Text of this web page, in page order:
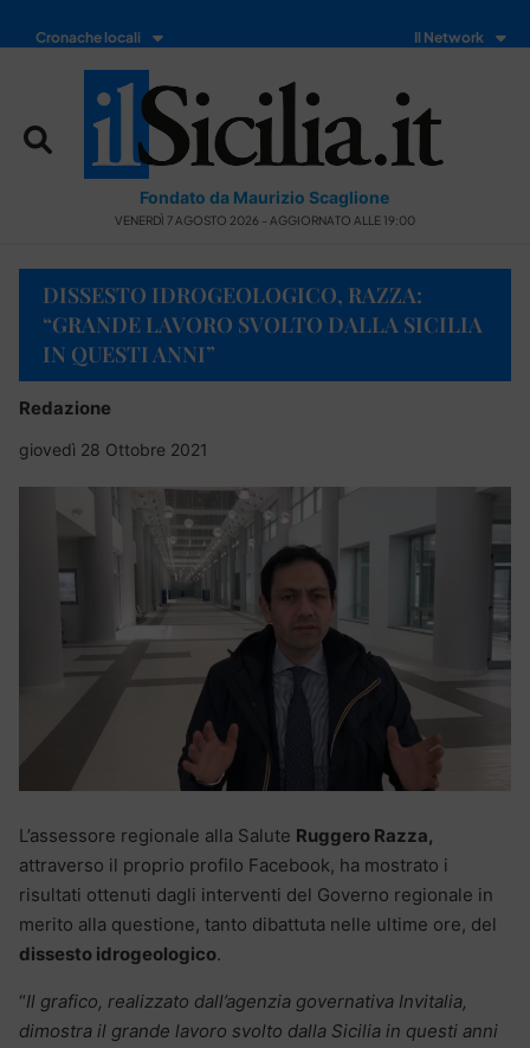
Cronache locali Il Network
Fondato da Maurizio Scaglione
VENERDÌ 7 AGOSTO 2026 - AGGIORNATO ALLE 19:00
DISSESTO IDROGEOLOGICO, RAZZA:
“GRANDE LAVORO SVOLTO DALLA SICILIA
IN QUESTI ANNI”
Redazione
giovedì 28 Ottobre 2021
L’assessore regionale alla Salute Ruggero Razza,
attraverso il proprio profilo Facebook, ha mostrato i
risultati ottenuti dagli interventi del Governo regionale in
merito alla questione, tanto dibattuta nelle ultime ore, del
dissesto idrogeologico.
“Il grafico, realizzato dall’agenzia governativa Invitalia,
dimostra il grande lavoro svolto dalla Sicilia in questi anni